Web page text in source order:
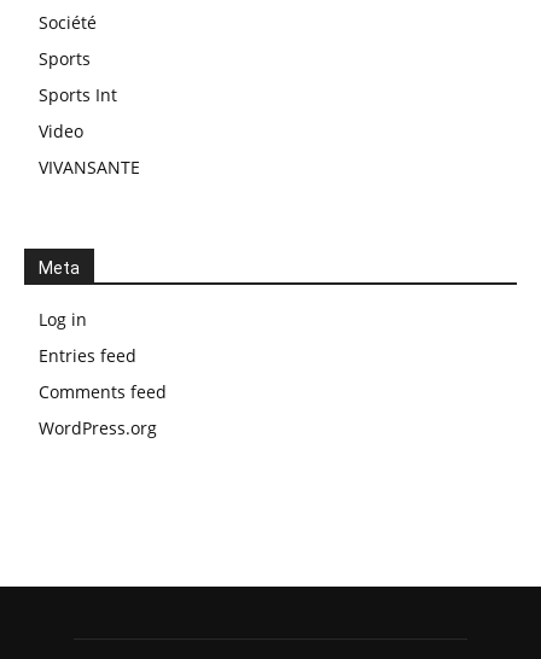
Société
Sports
Sports Int
Video
VIVANSANTE
Meta
Log in
Entries feed
Comments feed
WordPress.org